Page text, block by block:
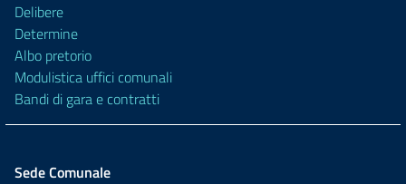
Delibere
Determine
Albo pretorio
Modulistica uffici comunali
Bandi di gara e contratti
Sede Comunale